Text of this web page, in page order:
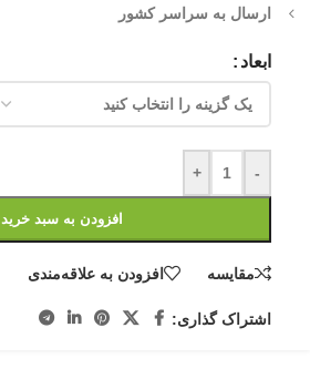
ارسال به سراسر کشور
ابعاد
-
+
افزودن به سبد خرید
مقایسه افزودن به علاقه‌مندی
اشتراک گذاری: